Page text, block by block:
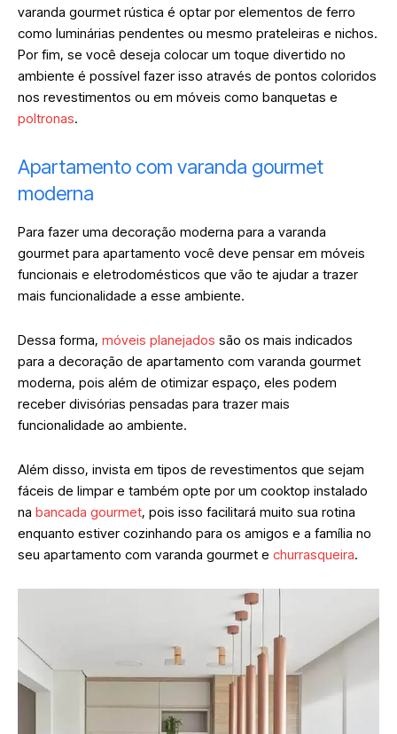
varanda gourmet rústica é optar por elementos de ferro
como luminárias pendentes ou mesmo prateleiras e nichos.
Por fim, se você deseja colocar um toque divertido no
ambiente é possível fazer isso através de pontos coloridos
nos revestimentos ou em móveis como banquetas e
poltronas.
Apartamento com varanda gourmet
moderna
Para fazer uma decoração moderna para a varanda
gourmet para apartamento você deve pensar em móveis
funcionais e eletrodomésticos que vão te ajudar a trazer
mais funcionalidade a esse ambiente.
Dessa forma, móveis planejados são os mais indicados
para a decoração de apartamento com varanda gourmet
moderna, pois além de otimizar espaço, eles podem
receber divisórias pensadas para trazer mais
funcionalidade ao ambiente.
Além disso, invista em tipos de revestimentos que sejam
fáceis de limpar e também opte por um cooktop instalado
na bancada gourmet, pois isso facilitará muito sua rotina
enquanto estiver cozinhando para os amigos e a família no
seu apartamento com varanda gourmet e churrasqueira.